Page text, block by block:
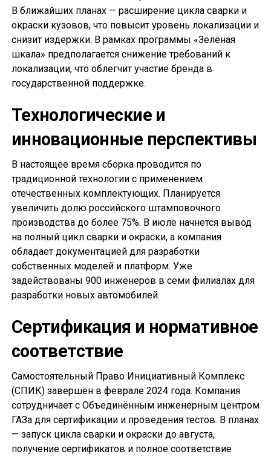
В ближайших планах — расширение цикла сварки и
окраски кузовов, что повысит уровень локализации и
снизит издержки. В рамках программы «Зелёная
шкала» предполагается снижение требований к
локализации, что облегчит участие бренда в
государственной поддержке.
Технологические и
инновационные перспективы
В настоящее время сборка проводится по
традиционной технологии с применением
отечественных комплектующих. Планируется
увеличить долю российского штамповочного
производства до более 75%. В июле начнется вывод
на полный цикл сварки и окраски, а компания
обладает документацией для разработки
собственных моделей и платформ. Уже
задействованы 900 инженеров в семи филиалах для
разработки новых автомобилей.
Сертификация и нормативное
соответствие
Самостоятельный Право Инициативный Комплекс
(СПИК) завершён в феврале 2024 года. Компания
сотрудничает с Объединённым инженерным центром
ГАЗа для сертификации и проведения тестов. В планах
— запуск цикла сварки и окраски до августа,
получение сертификатов и полное соответствие